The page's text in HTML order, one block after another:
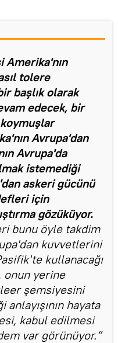
Amerika'nın
tolere
başlık olarak
edecek, bir
Avrupa'dan
Avrupa'da
istemediği
askeri gücünü
için
gözüküyor.
bunu öyle takdim
kuvvetlerini
kullanacağı
onun yerine
şemsiyesini
hayata
kabul edilmesi
var görünüyor.”